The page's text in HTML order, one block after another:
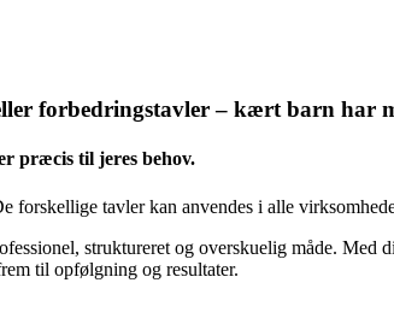
forbedringstavler – kært barn har
præcis til jeres behov.
tavler kan anvendes i alle
struktureret og overskuelig måde. Med
til opfølgning og resultater.